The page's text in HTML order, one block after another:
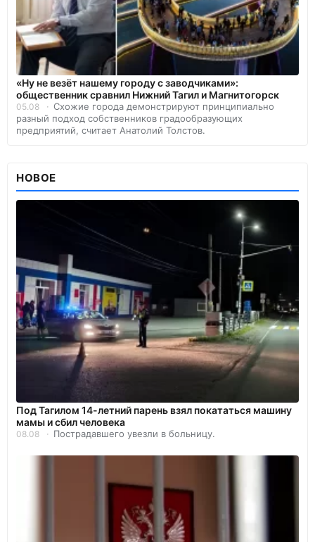
«Ну не везёт нашему городу с заводчиками»:
общественник сравнил Нижний Тагил и Магнитогорск
05.08
Схожие города демонстрируют принципиально
разный подход собственников градообразующих
предприятий, считает Анатолий Толстов.
НОВОЕ
Под Тагилом 14-летний парень взял покататься машину
мамы и сбил человека
08.08 Пострадавшего увезли в больницу.